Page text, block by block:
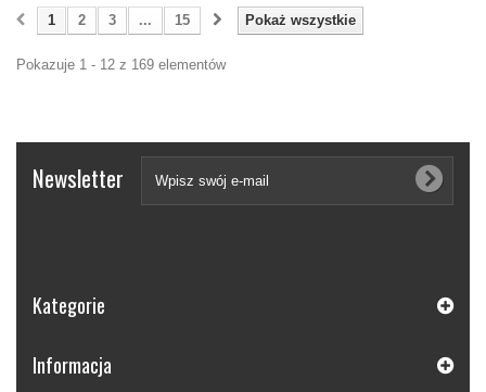
Pokaż wszystkie
1 2 3 ... 15
Pokazuje 1 - 12 z 169 elementów
Newsletter
Kategorie
Informacja